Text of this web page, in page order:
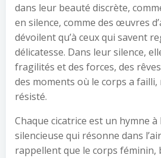
dans leur beauté discrète,
en silence, comme des œuvres
dévoilent qu’à ceux qui savent
délicatesse. Dans leur silence,
fragilités et des forces, des
des moments où le corps a
résisté.
Chaque cicatrice est un hymne
silencieuse qui résonne dans
rappellent que le corps féminin,